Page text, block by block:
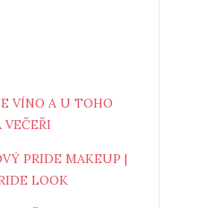
VÍNO A U TOHO
PRIDE MAKEUP |
LOOK